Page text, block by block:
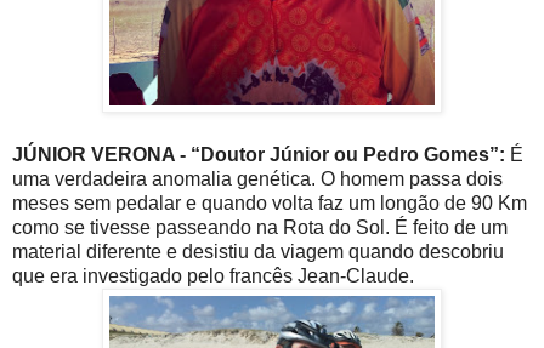
JÚNIOR VERONA - “Doutor Júnior ou Pedro Gomes”: É
uma verdadeira anomalia genética. O homem passa dois
meses sem pedalar e quando volta faz um longão de 90 Km
como se tivesse passeando na Rota do Sol. É feito de um
material diferente e desistiu da viagem quando descobriu
que era investigado pelo francês Jean-Claude.